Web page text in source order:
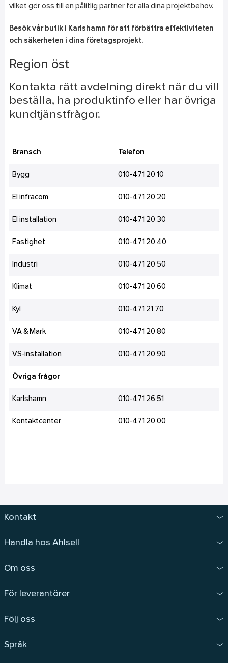
vilket gör oss till en pålitlig partner för alla dina projektbehov.
Besök vår butik i Karlshamn för att förbättra effektiviteten
och säkerheten i dina företagsprojekt.
Region öst
Kontakta rätt avdelning direkt när du vill
beställa, ha produktinfo eller har övriga
kundtjänstfrågor.
Bransch Telefon
Bygg 010-471 20 10
El infracom 010-471 20 20
El installation 010-471 20 30
Fastighet 010-471 20 40
Industri 010-471 20 50
Klimat 010-471 20 60
Kyl 010-471 21 70
VA & Mark 010-471 20 80
VS-installation 010-471 20 90
Övriga frågor
Karlshamn 010-471 26 51
Kontaktcenter 010-471 20 00
Kontakt
Handla hos Ahlsell
Om oss
För leverantörer
Följ oss
Språk